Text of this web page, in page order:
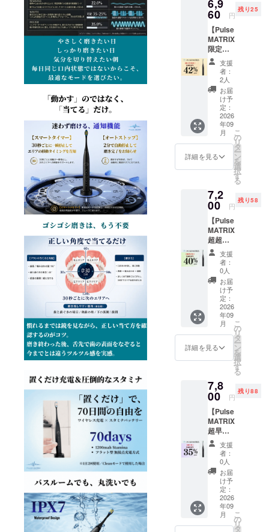
（税
込） 本
製品の
一般販
売は
2027年
度中を
予定し
ており
ます。
Arc も
しくは
Stream
のいず
れかを1
個お届
けしま
す。 ■
一般販
売予定
価格
Axon
Dual
Arc
3,900円
込）
Axon
（税
込） 本
製品の
一般販
売は
2027年
度中を
予定し
ており
ます。
をお届
けする
リター
ンで
す。 2
種セッ
トでは
ござい
ません
ので、
お間違
えのな
いよう
ご注意
くださ
い。 ご
選択い
Arc も
しくは
Stream
のいず
れかを1
個お届
けしま
す。 ■
一般販
売予定
価格
Axon
Dual
Arc
3,900円
込）
Axon
（税
込） 本
製品の
一般販
売は
2027年
度中を
予定し
ており
ます。
け内容
Axon
Dual
Arc x
1、
Axon
Stream
x 1 ■ 一
般販売
予定価
格 Axon
Dual
Arc
3,900円
（税
込）
（税
込） 本
製品の
一般販
売は
2027年
度中を
予定し
ており
ます。
6,9
60 円
残り25
【Pulse
MATRIX
限定特
別割
42％OF
F】 一
般販売
予定価
12,000
→6,960
円（税
込・送
料当社
負担）
け内容
Pulse
MATRIX
SonicB
rush ×1
、専用
ブラシ
× 3 、専
用ワイ
ヤレス
充電台
（タイ
プAケー
ブル一
体型）x
1、トラ
ベル
説書 ■
一般販
売予定
価格
Pulse
MATRIX
SonicB
rush
12.000
円（税
込） 本
製品の
一般販
売は
2027年
度中を
支援
者：
2人
お届
け予
定：
2026
年09
月
詳細を見る
こ
の
リ
タ
ー
ン
を
選
択
す
る
7,2
00 円
残り58
【Pulse
MATRIX
超超早
割
40％OF
F】 一
般販売
予定価
12,000
→7,200
円（税
込・送
料当社
負担）
け内容
Pulse
MATRIX
SonicB
rush ×1
、専用
ブラシ
× 3 、専
用ワイ
ヤレス
充電台
（タイ
プAケー
ブル一
体型）x
1、トラ
支援
者：
0人
お届
け予
定：
2026
年09
月
詳細を見る
こ
の
リ
タ
ー
ン
を
選
択
す
る
7,8
00 円
残り88
【Pulse
MATRIX
超早割
35％OF
F】 一
般販売
予定価
12,000
→7,800
円（税
込・送
支援
者：
0人
お届
け予
定：
2026
年09
月
こ
の
リ
タ